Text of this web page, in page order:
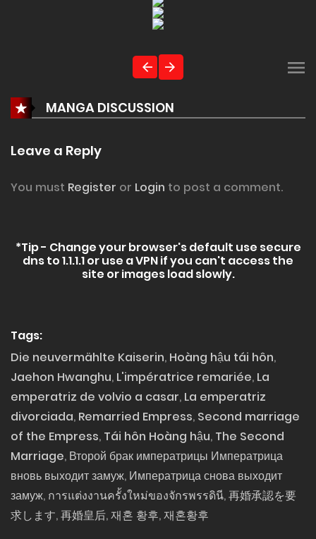
MANGA DISCUSSION
Leave a Reply
You must Register or Login to post a comment.
*Tip - Change your browser's default use secure
dns to 1.1.1.1 or use a VPN if you can't access the
site or images load slowly.
Tags:
Die neuvermählte Kaiserin, Hoàng hậu tái hôn,
Jaehon Hwanghu, L'impératrice remariée, La
emperatriz de volvio a casar, La emperatriz
divorciada, Remarried Empress, Second marriage
of the Empress, Tái hôn Hoàng hậu, The Second
Marriage, Второй брак императрицы Императрица
вновь выходит замуж, Императрица снова выходит
замуж, การแต่งงานครั้งใหม่ของจักรพรรดินี,再婚承認を要
求します,再婚皇后,재혼 황후,재혼황후